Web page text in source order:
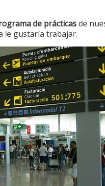
de prácticasde
le gustaría trabajar.